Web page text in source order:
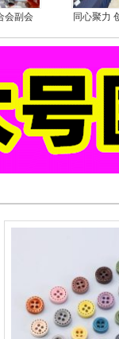
会副会
同心聚力
超高分子